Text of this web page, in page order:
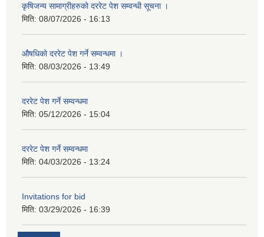
कृषिजन्य सामाग्रीहरुको दररेट पेश सम्वन्धी सूचना ।
मिति: 08/07/2026 - 16:13
औषधिको दररेट पेश गर्ने सम्वन्धमा ।
मिति: 08/03/2026 - 13:49
दररेट पेश गर्ने सम्वन्धमा
मिति: 05/12/2026 - 15:04
दररेट पेश गर्ने सम्वन्धमा
मिति: 04/03/2026 - 13:24
Invitations for bid
मिति: 03/29/2026 - 16:39